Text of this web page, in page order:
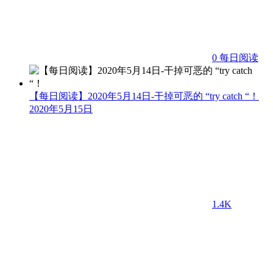
0 每日阅读
【每日阅读】2020年5月14日-干掉可恶的 “try catch “！
2020年5月15日
1.4K